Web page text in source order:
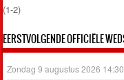
Post
(1-2)
EERSTVOLGENDE OFFICIËLE
Zondag 9 augustus 2026